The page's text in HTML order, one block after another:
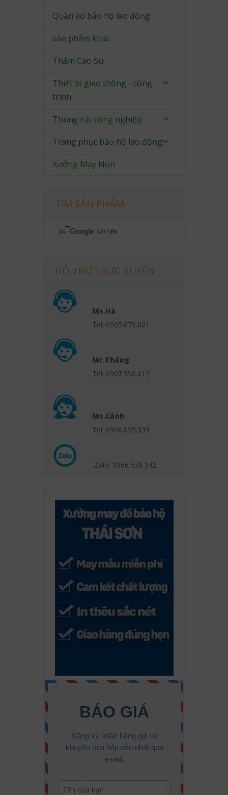
Quần áo bảo hộ lao động
sản phẩm khác
Thảm Cao Su
Thiết bị giao thông - công
trình
Thùng rác công nghiệp
Trang phục bảo hộ lao động
Xưởng May Nón
TÌM SẢN PHẨM
HỖ TRỢ TRỰC TUYẾN
Ms.Hà
Tel: 0905.679.001
Mr.Thắng
Tel: 0907.398.012
Ms.Cảnh
Tel: 0906.895.339
Zalo: 0966.539.342